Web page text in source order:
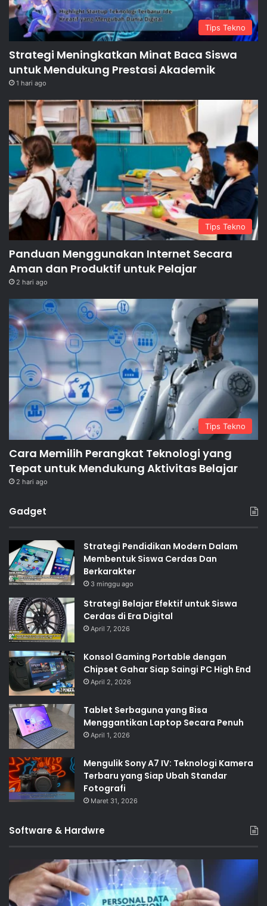
Tips Tekno
Strategi Meningkatkan Minat Baca Siswa
untuk Mendukung Prestasi Akademik
1 hari ago
Tips Tekno
Panduan Menggunakan Internet Secara
Aman dan Produktif untuk Pelajar
2 hari ago
Tips Tekno
Cara Memilih Perangkat Teknologi yang
Tepat untuk Mendukung Aktivitas Belajar
2 hari ago
Gadget
Strategi Pendidikan Modern Dalam
Membentuk Siswa Cerdas Dan
Berkarakter
3 minggu ago
Strategi Belajar Efektif untuk Siswa
Cerdas di Era Digital
April 7, 2026
Konsol Gaming Portable dengan
Chipset Gahar Siap Saingi PC High End
April 2, 2026
Tablet Serbaguna yang Bisa
Menggantikan Laptop Secara Penuh
April 1, 2026
Mengulik Sony A7 IV: Teknologi Kamera
Terbaru yang Siap Ubah Standar
Fotografi
Maret 31, 2026
Software & Hardwre